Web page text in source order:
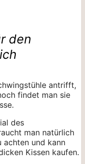
den
antrifft,
findet man sie
des
man natürlich
und kann
Kissen kaufen.